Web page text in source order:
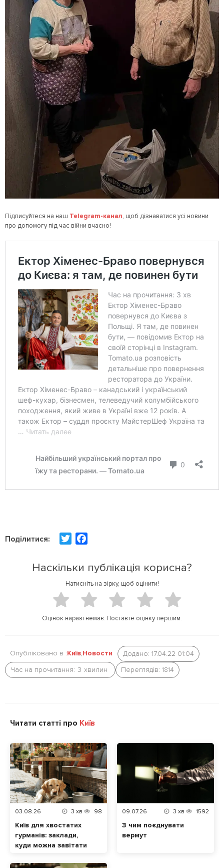
Підписуйтеся на наш Telegram-канал, щоб дізнаватися усі новини
про допомогу під час війни вчасно!
Поділитися:
t
t
e
b
o
k
Наскільки публікація корисна?
Натисніть на зірку, щоб оцінити!
Оцінок наразі немає. Поставте оцінку першим.
Опубліковано в :Київ,Новости
Додано: 17.04.22 01:04
Час на прочитання: 3 хвилин Переглядів: 1814
Читати статті про Київ
03.08.26 3 хв 98
Київ для хвостатих
гурманів: заклади,
куди можна завітати
улюбленцем
09.07.26 3 хв 1592
З чим поєднувати
вермут